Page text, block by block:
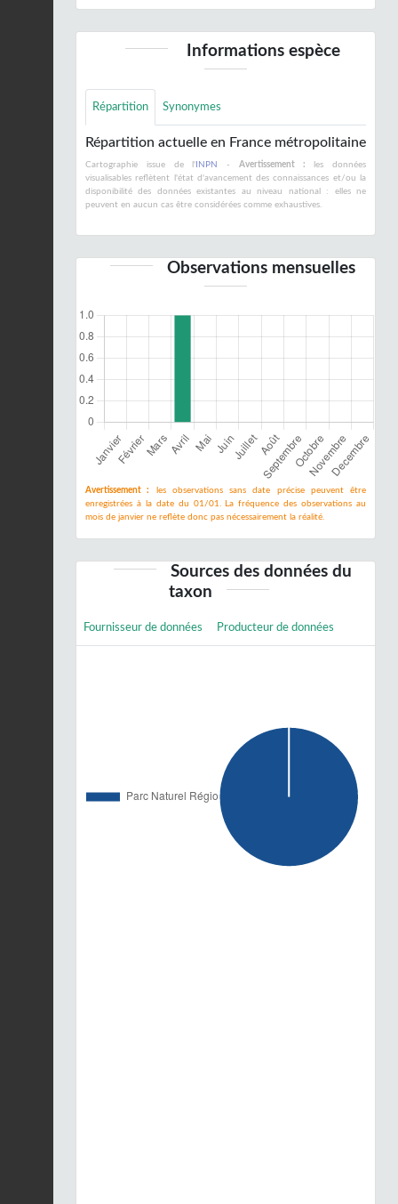
Informations espèce
Répartition Synonymes
Répartition actuelle en France métropolitaine
Cartographie issue de l' INPN - Avertissement : les données
visualisables reflètent l'état d'avancement des connaissances et/ou la
disponibilité des données existantes au niveau national : elles ne
peuvent en aucun cas être considérées comme exhaustives.
Observations mensuelles
Avertissement :
les observations sans date précise peuvent être
enregistrées à la date du 01/01. La fréquence des observations au
mois de janvier ne reflète donc pas nécessairement la réalité.
Sources des données du
taxon
Fournisseur de données Producteur de données